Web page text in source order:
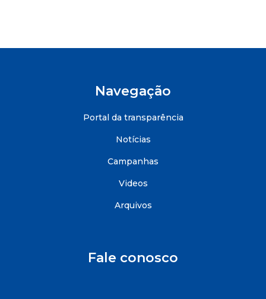
Navegação
Portal da transparência
Notícias
Campanhas
Videos
Arquivos
Fale conosco